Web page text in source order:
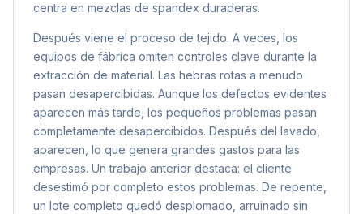
centra en mezclas de spandex duraderas.
Después viene el proceso de tejido. A veces, los
equipos de fábrica omiten controles clave durante la
extracción de material. Las hebras rotas a menudo
pasan desapercibidas. Aunque los defectos evidentes
aparecen más tarde, los pequeños problemas pasan
completamente desapercibidos. Después del lavado,
aparecen, lo que genera grandes gastos para las
empresas. Un trabajo anterior destaca: el cliente
desestimó por completo estos problemas. De repente,
un lote completo quedó desplomado, arruinado sin